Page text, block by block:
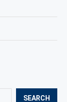
SEARCH